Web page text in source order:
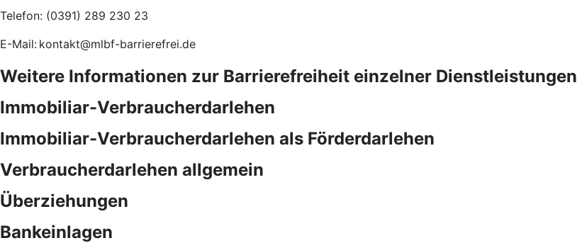
Telefon: (0391) 289 230 23
E-Mail: kontakt@mlbf-barrierefrei.de
Weitere Informationen zur Barrierefreiheit einzelner Dienstleistungen
Immobiliar-Verbraucherdarlehen
Immobiliar-Verbraucherdarlehen als Förderdarlehen
Verbraucherdarlehen allgemein
Überziehungen
Bankeinlagen